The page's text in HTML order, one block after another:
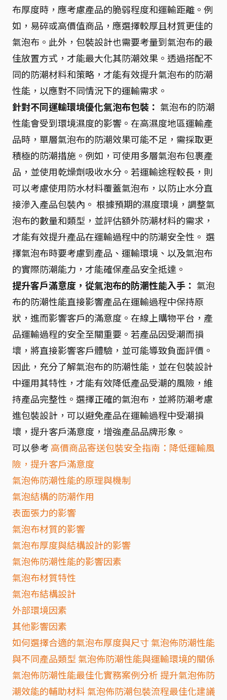
布厚度時，應考慮產品的脆弱程度和運輸距離。例
如，易碎或高價值商品，應選擇較厚且材質更佳的
氣泡布。此外，包裝設計也需要考量到氣泡布的最
佳放置方式，才能最大化其防潮效果。透過搭配不
同的防潮材料和策略，才能有效提升氣泡布的防潮
性能，以應對不同情況下的運輸需求。
針對不同運輸環境優化氣泡布包裝： 氣泡布的防潮
性能會受到環境濕度的影響。在高濕度地區運輸產
品時，單層氣泡布的防潮效果可能不足，需採取更
積極的防潮措施。例如，可使用多層氣泡布包裹產
品，並使用乾燥劑吸收水分。若運輸途程較長，則
可以考慮使用防水材料覆蓋氣泡布，以防止水分直
接滲入產品包裝內。 根據預期的濕度環境，調整氣
泡布的數量和類型，並評估額外防潮材料的需求，
才能有效提升產品在運輸過程中的防潮安全性。 選
擇氣泡布時要考慮到產品、運輸環境、以及氣泡布
的實際防潮能力，才能確保產品安全抵達。
提升客戶滿意度，從氣泡布的防潮性能入手： 氣泡
布的防潮性能直接影響產品在運輸過程中保持原
狀，進而影響客戶的滿意度。在線上購物平台，產
品運輸過程的安全至關重要。若產品因受潮而損
壞，將直接影響客戶體驗，並可能導致負面評價。
因此，充分了解氣泡布的防潮性能，並在包裝設計
中運用其特性，才能有效降低產品受潮的風險，維
持產品完整性。選擇正確的氣泡布，並將防潮考慮
進包裝設計，可以避免產品在運輸過程中受潮損
壞，提升客戶滿意度，增強產品品牌形象。
可以參考 高價商品寄送包裝安全指南：降低運輸風
險，提升客戶滿意度
氣泡佈防潮性能的原理與機制
氣泡結構的防潮作用
表面張力的影響
氣泡布材質的影響
氣泡布厚度與結構設計的影響
氣泡佈防潮性能的影響因素
氣泡布材質特性
氣泡布結構設計
外部環境因素
其他影響因素
如何選擇合適的氣泡布厚度與尺寸 氣泡佈防潮性能
與不同產品類型 氣泡佈防潮性能與運輸環境的關係
氣泡佈防潮性能最佳化實務案例分析 提升氣泡佈防
潮效能的輔助材料 氣泡佈防潮包裝流程最佳化建議